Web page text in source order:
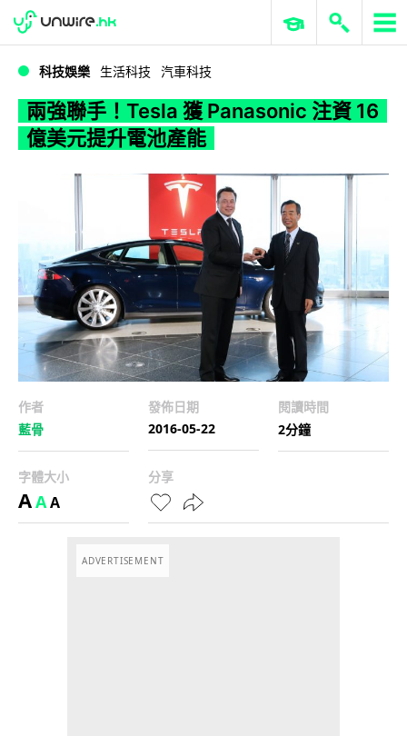
WWDC 2026 ERP 與商業 AI
科技娛樂 生活科技 汽車科技
兩強聯手！Tesla 獲 Panasonic 注資 16
億美元提升電池產能
作者
藍骨
發佈日期
2016-05-22
閱讀時間
2分鐘
字體大小
AAA
分享
ADVERTISEMENT